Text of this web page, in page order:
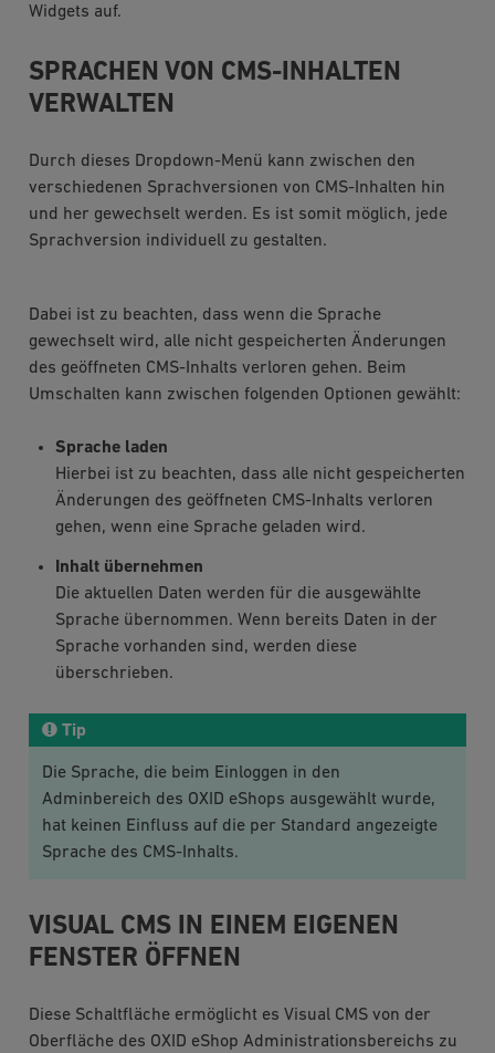
Widgets auf.
SPRACHEN VON CMS-INHALTEN
VERWALTEN
Durch dieses Dropdown-Menü kann zwischen den
verschiedenen Sprachversionen von CMS-Inhalten hin
und her gewechselt werden. Es ist somit möglich, jede
Sprachversion individuell zu gestalten.
Dabei ist zu beachten, dass wenn die Sprache
gewechselt wird, alle nicht gespeicherten Änderungen
des geöffneten CMS-Inhalts verloren gehen. Beim
Umschalten kann zwischen folgenden Optionen gewählt:
Sprache laden
Hierbei ist zu beachten, dass alle nicht gespeicherten
Änderungen des geöffneten CMS-Inhalts verloren
gehen, wenn eine Sprache geladen wird.
Inhalt übernehmen
Die aktuellen Daten werden für die ausgewählte
Sprache übernommen. Wenn bereits Daten in der
Sprache vorhanden sind, werden diese
überschrieben.
Tip
Die Sprache, die beim Einloggen in den
Adminbereich des OXID eShops ausgewählt wurde,
hat keinen Einfluss auf die per Standard angezeigte
Sprache des CMS-Inhalts.
VISUAL CMS IN EINEM EIGENEN
FENSTER ÖFFNEN
Diese Schaltfläche ermöglicht es Visual CMS von der
Oberfläche des OXID eShop Administrationsbereichs zu